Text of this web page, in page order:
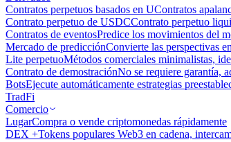
Contratos perpetuos basados ​​en UContratos
Contrato perpetuo de USDCContrato perpetuo
Contratos de eventosPredice los movimientos del
Mercado de predicciónConvierte las perspectivas
Lite perpetuoMétodos comerciales minimalistas,
Contrato de demostraciónNo se requiere garantía,
BotsEjecute automáticamente estrategias
TradFi
Comercio
LugarCompra o vende criptomonedas rápidamente
DEX +Tokens populares Web3 en cadena,